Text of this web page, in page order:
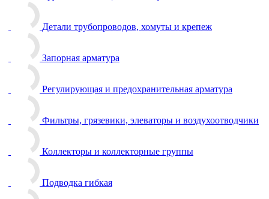
Детали трубопроводов, хомуты и крепеж
Запорная арматура
Регулирующая и предохранительная арматура
Фильтры, грязевики, элеваторы и воздухоотводчики
Коллекторы и коллекторные группы
Подводка гибкая